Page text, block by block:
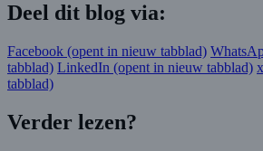
Deel dit blog via:
Facebook (opent in nieuw tabblad)
tabblad) LinkedIn (opent in nieuw tabblad)
tabblad)
Verder lezen?